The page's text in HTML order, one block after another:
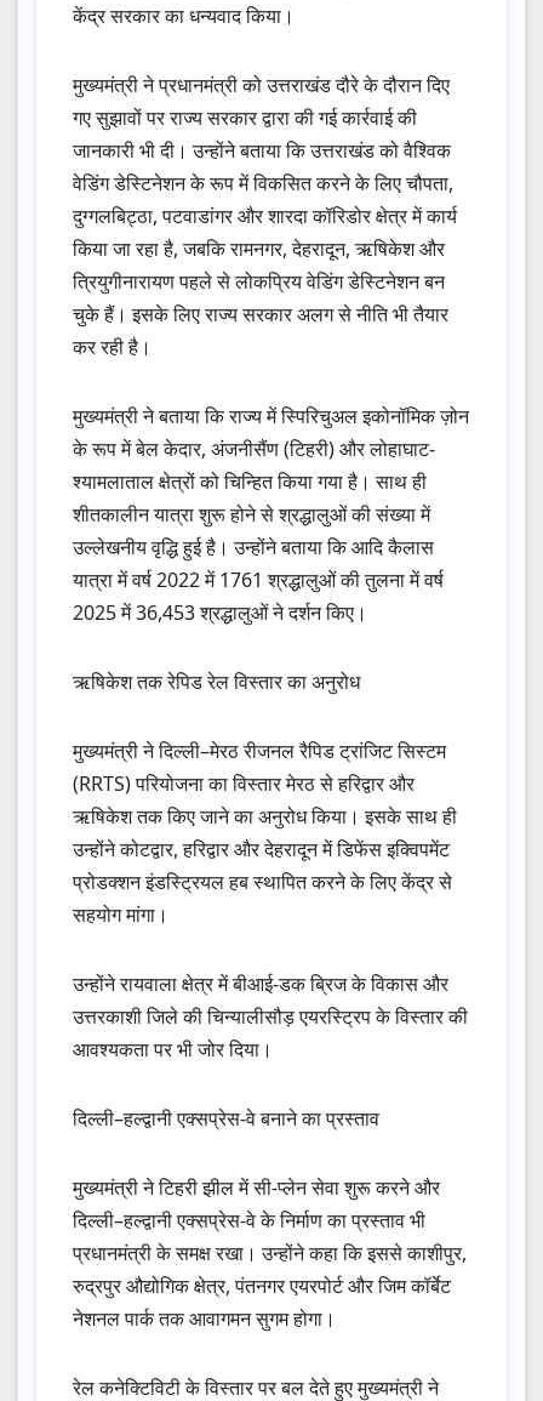
केंद्र सरकार का धन्यवाद किया।
मुख्यमंत्री ने प्रधानमंत्री को उत्तराखंड दौरे के दौरान दिए
गए सुझावों पर राज्य सरकार द्वारा की गई कार्रवाई की
जानकारी भी दी। उन्होंने बताया कि उत्तराखंड को वैश्विक
वेडिंग डेस्टिनेशन के रूप में विकसित करने के लिए चौपता,
दुग्गलबिट्ठा, पटवाडांगर और शारदा कॉरिडोर क्षेत्र में कार्य
किया जा रहा है, जबकि रामनगर, देहरादून, ऋषिकेश और
त्रियुगीनारायण पहले से लोकप्रिय वेडिंग डेस्टिनेशन बन
चुके हैं। इसके लिए राज्य सरकार अलग से नीति भी तैयार
कर रही है।
मुख्यमंत्री ने बताया कि राज्य में स्पिरिचुअल इकोनॉमिक ज़ोन
के रूप में बेल केदार, अंजनीसैंण (टिहरी) और लोहाघाट-
श्यामलाताल क्षेत्रों को चिन्हित किया गया है। साथ ही
शीतकालीन यात्रा शुरू होने से श्रद्धालुओं की संख्या में
उल्लेखनीय वृद्धि हुई है। उन्होंने बताया कि आदि कैलास
यात्रा में वर्ष 2022 में 1761 श्रद्धालुओं की तुलना में वर्ष
2025 में 36,453 श्रद्धालुओं ने दर्शन किए।
ऋषिकेश तक रेपिड रेल विस्तार का अनुरोध
मुख्यमंत्री ने दिल्ली–मेरठ रीजनल रैपिड ट्रांजिट सिस्टम
(RRTS) परियोजना का विस्तार मेरठ से हरिद्वार और
ऋषिकेश तक किए जाने का अनुरोध किया। इसके साथ ही
उन्होंने कोटद्वार, हरिद्वार और देहरादून में डिफेंस इक्विपमेंट
प्रोडक्शन इंडस्ट्रियल हब स्थापित करने के लिए केंद्र से
सहयोग मांगा।
उन्होंने रायवाला क्षेत्र में बीआई-डक ब्रिज के विकास और
उत्तरकाशी जिले की चिन्यालीसौड़ एयरस्ट्रिप के विस्तार की
आवश्यकता पर भी जोर दिया।
दिल्ली–हल्द्वानी एक्सप्रेस-वे बनाने का प्रस्ताव
मुख्यमंत्री ने टिहरी झील में सी-प्लेन सेवा शुरू करने और
दिल्ली–हल्द्वानी एक्सप्रेस-वे के निर्माण का प्रस्ताव भी
प्रधानमंत्री के समक्ष रखा। उन्होंने कहा कि इससे काशीपुर,
रुद्रपुर औद्योगिक क्षेत्र, पंतनगर एयरपोर्ट और जिम कॉर्बेट
नेशनल पार्क तक आवागमन सुगम होगा।
रेल कनेक्टिविटी के विस्तार पर बल देते हुए मुख्यमंत्री ने